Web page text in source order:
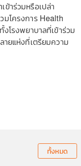
ข้าร่วมหรือเปล่า
มโครงการ Health
โรงพยาบาลที่เข้าร่วม
ายแห่งที่เตรียมความ
ทั้งหมด